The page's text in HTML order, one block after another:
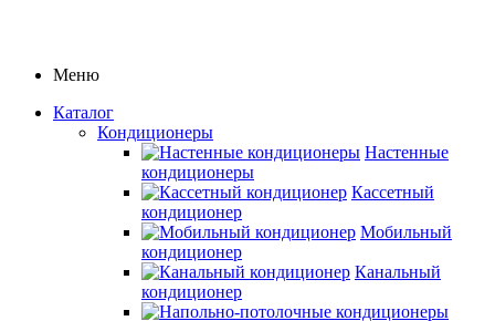
Меню
Каталог
Кондиционеры
Настенные
кондиционеры
Кассетный
кондиционер
Мобильный
кондиционер
Канальный
кондиционер